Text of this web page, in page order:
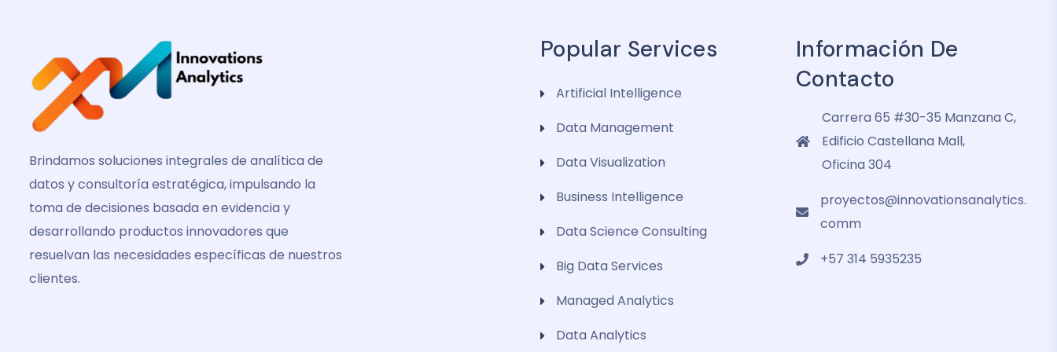
Brindamos soluciones integrales de analítica de
datos y consultoría estratégica, impulsando la
toma de decisiones basada en evidencia y
desarrollando productos innovadores que
resuelvan las necesidades específicas de nuestros
clientes.
Popular Services
Artificial Intelligence
Data Management
Data Visualization
Business Intelligence
Data Science Consulting
Big Data Services
Managed Analytics
Data Analytics
Información De
Contacto
Carrera 65 #30-35 Manzana C,
Edificio Castellana Mall,
Oficina 304
proyectos@innovationsanalytics.
comm
+57 314 5935235‬